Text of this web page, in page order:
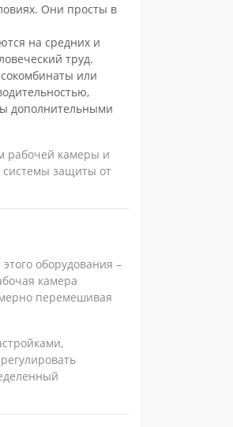
Они просты в
на средних и
труд.
или
дополнительными
рабочей камеры и
защиты от
оборудования –
камера
перемешивая